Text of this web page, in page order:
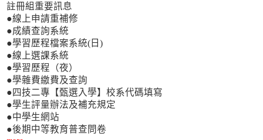
註冊組重要訊息
●線上申請重補修
●成績查詢系統
●學習歷程檔案系統(日)
●線上選課系統
●學習歷程（夜）
●學雜費繳費及查詢
●四技二專【甄選入學】校系代碼填寫
●學生評量辦法及補充規定
●中學生網站
●後期中等教育普查問卷